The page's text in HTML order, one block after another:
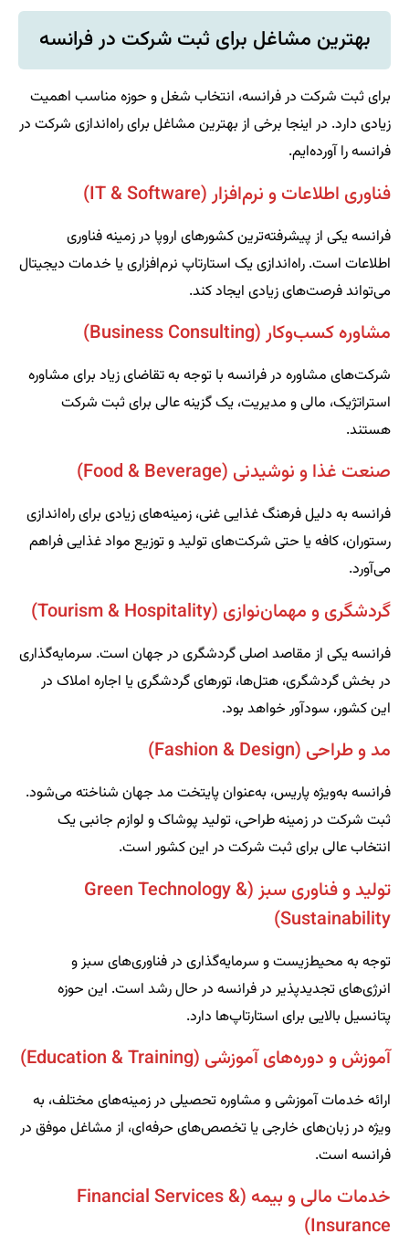
بهترین مشاغل برای ثبت شرکت در فرانسه
برای ثبت شرکت در فرانسه، انتخاب شغل و حوزه مناسب اهمیت
زیادی دارد. در اینجا برخی از بهترین مشاغل برای راه‌اندازی شرکت در
فرانسه را آورده‌ایم.
فناوری اطلاعات و نرم‌افزار (IT & Software)
فرانسه یکی از پیشرفته‌ترین کشورهای اروپا در زمینه فناوری
اطلاعات است. راه‌اندازی یک استارتاپ نرم‌افزاری یا خدمات دیجیتال
می‌تواند فرصت‌های زیادی ایجاد کند.
مشاوره کسب‌وکار (Business Consulting)
شرکت‌های مشاوره در فرانسه با توجه به تقاضای زیاد برای مشاوره
استراتژیک، مالی و مدیریت، یک گزینه عالی برای ثبت شرکت
هستند.
صنعت غذا و نوشیدنی (Food & Beverage)
فرانسه به دلیل فرهنگ غذایی غنی، زمینه‌های زیادی برای راه‌اندازی
رستوران، کافه یا حتی شرکت‌های تولید و توزیع مواد غذایی فراهم
می‌آورد.
گردشگری و مهمان‌نوازی (Tourism & Hospitality)
فرانسه یکی از مقاصد اصلی گردشگری در جهان است. سرمایه‌گذاری
در بخش گردشگری، هتل‌ها، تورهای گردشگری یا اجاره املاک در
این کشور، سودآور خواهد بود.
مد و طراحی (Fashion & Design)
فرانسه به‌ویژه پاریس، به‌عنوان پایتخت مد جهان شناخته می‌شود.
ثبت شرکت در زمینه طراحی، تولید پوشاک و لوازم جانبی یک
انتخاب عالی برای ثبت شرکت در این کشور است.
تولید و فناوری سبز (Green Technology &
Sustainability)
توجه به محیط‌زیست و سرمایه‌گذاری در فناوری‌های سبز و
انرژی‌های تجدیدپذیر در فرانسه در حال رشد است. این حوزه
پتانسیل بالایی برای استارتاپ‌ها دارد.
آموزش و دوره‌های آموزشی (Education & Training)
ارائه خدمات آموزشی و مشاوره تحصیلی در زمینه‌های مختلف، به
ویژه در زبان‌های خارجی یا تخصص‌های حرفه‌ای، از مشاغل موفق در
فرانسه است.
خدمات مالی و بیمه (Financial Services &
Insurance)